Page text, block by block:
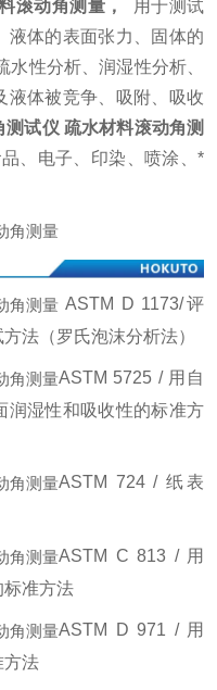
滚动角测量 ，
用于测试
液体的表面张力、固体的
性分析、润湿性分析、
液体被竞争、吸附、吸收
测试仪 疏水材料滚动角测
、电子、印染、喷涂、*
ASTM D 1173/评
法（罗氏泡沫分析法）
ASTM 5725 / 用自
润湿性和吸收性的标准方
ASTM 724 / 纸表
ASTM C 813 / 用
标准方法
ASTM D 971 / 用
方法